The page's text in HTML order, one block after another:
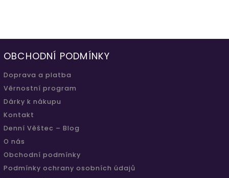
OBCHODNÍ PODMÍNKY
Doprava a platba
Věrnostní program
Dárky k nákupu
Kontakt
Denní Věštec – Blog
O nás
Obchodní podmínky
Podmínky ochrany osobních údajů